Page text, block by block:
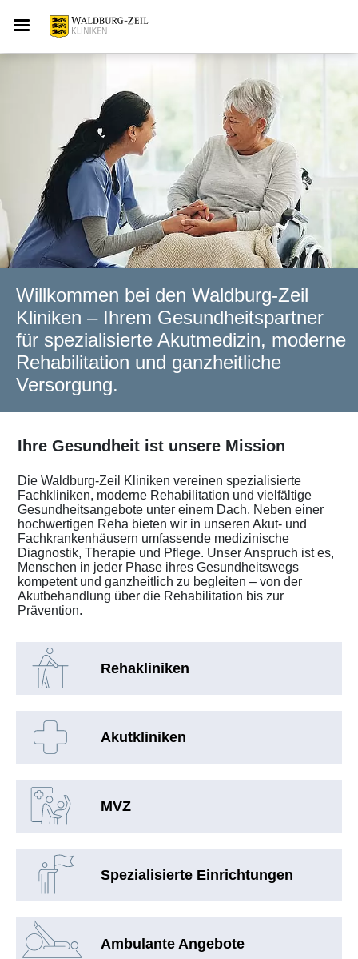
Willkommen bei den Waldburg-Zeil
Kliniken – Ihrem Gesundheitspartner
für spezialisierte Akutmedizin, moderne
Rehabilitation und ganzheitliche
Versorgung.
Ihre Gesundheit ist unsere Mission
Die Waldburg-Zeil Kliniken vereinen spezialisierte
Fachkliniken, moderne Rehabilitation und vielfältige
Gesundheitsangebote unter einem Dach. Neben einer
hochwertigen Reha bieten wir in unseren Akut- und
Fachkrankenhäusern umfassende medizinische
Diagnostik, Therapie und Pflege. Unser Anspruch ist es,
Menschen in jeder Phase ihres Gesundheitswegs
kompetent und ganzheitlich zu begleiten – von der
Akutbehandlung über die Rehabilitation bis zur
Prävention.
Rehakliniken
Akutkliniken
MVZ
Spezialisierte Einrichtungen
Ambulante Angebote